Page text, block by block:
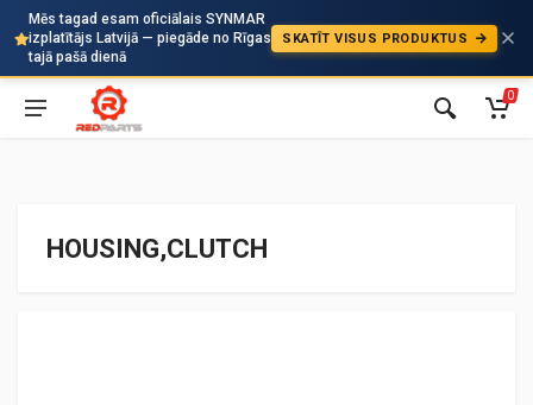
Mēs tagad esam oficiālais SYNMAR
izplatītājs Latvijā — piegāde no Rīgas
tajā pašā dienā
SKATĪT VISUS PRODUKTUS
Auto
0
HOUSING,CLUTCH